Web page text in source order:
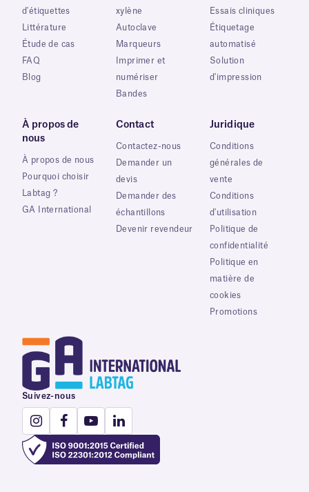
d'étiquettes
Littérature
Étude de cas
FAQ
Blog
xylène
Autoclave
Marqueurs
Imprimer et
numériser
Bandes
Essais cliniques
Étiquetage
automatisé
Solution
d'impression
À propos de
nous
À propos de nous
Pourquoi choisir
Labtag ?
GA International
Contact
Contactez-nous
Demander un
devis
Demander des
échantillons
Devenir revendeur
Juridique
Conditions
générales de
vente
Conditions
d'utilisation
Politique de
confidentialité
Politique en
matière de
cookies
Promotions
Suivez-nous